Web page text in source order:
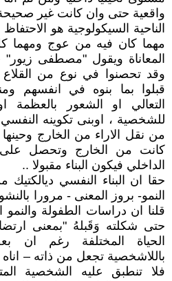
واقعية حتى وان كانت غير
الناحية السيكولوجية هو
مهما كان فيه من عوج ومهما
المعاناة ويقول "مصطفى
وقد تحصنوا في نوع من القلاع
قبلوا بما بنوه في انفسهم
التعالي او الشعور
للشخصية ، اوبنى تكوينه
من نقل الاراء من الخارج
كانت من الخارج وتحصل على
الداخلي فيكون البناء مقبولا ..
حقا ان البناء النفسي ديالكتيك
النمو- بروز المعنى - مرورا
قلنا ان دراسات الطفولة والنمو
حتى شكلته وَقَبلهُ "بمعنى
الحياة المختلفة رغم ان
باللاشخصية تجعل من ذاته –
فلا تنطبق عليه الشخصية